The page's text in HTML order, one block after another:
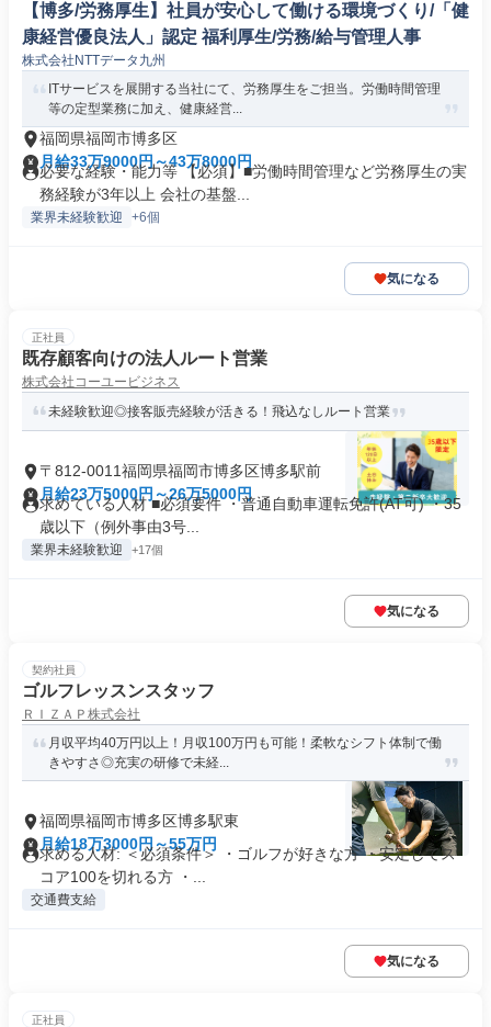
【博多/労務厚生】社員が安心して働ける環境づくり/「健
康経営優良法人」認定 福利厚生/労務/給与管理人事
株式会社NTTデータ九州
ITサービスを展開する当社にて、労務厚生をご担当。労働時間管理
等の定型業務に加え、健康経営...
福岡県福岡市博多区
月給33万9000円～43万8000円
必要な経験・能力等 【必須】■労働時間管理など労務厚生の実
務経験が3年以上 会社の基盤...
業界未経験歓迎 +6個
気になる
正社員
既存顧客向けの法人ルート営業
株式会社コーユービジネス
未経験歓迎◎接客販売経験が活きる！飛込なしルート営業
〒812-0011福岡県福岡市博多区博多駅前
月給23万5000円～26万5000円
求めている人材 ■必須要件 ・普通自動車運転免許(AT可) ・35
歳以下（例外事由3号...
業界未経験歓迎 +17個
気になる
契約社員
ゴルフレッスンスタッフ
ＲＩＺＡＰ株式会社
月収平均40万円以上！月収100万円も可能！柔軟なシフト体制で働
きやすさ◎充実の研修で未経...
福岡県福岡市博多区博多駅東
月給18万3000円～55万円
求める人材: ＜必須条件＞ ・ゴルフが好きな方 ・安定してス
コア100を切れる方 ・...
交通費支給
気になる
正社員